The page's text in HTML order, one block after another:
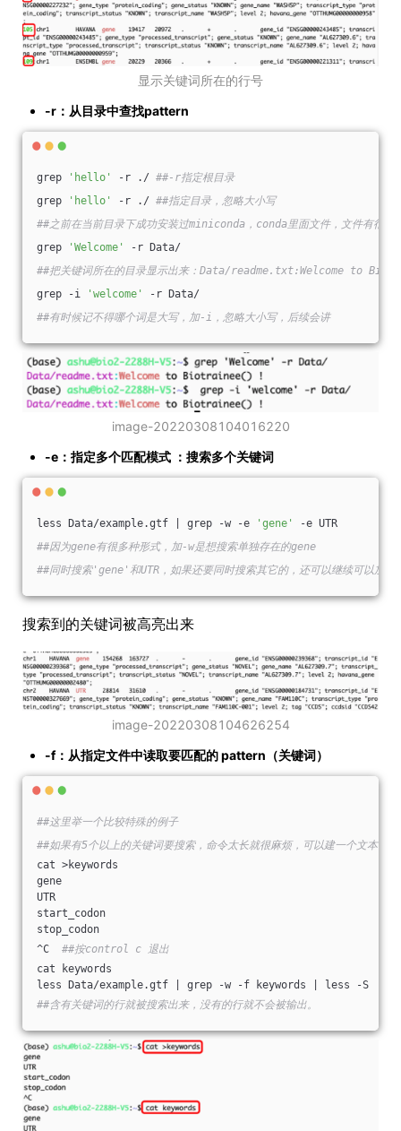
显示关键词所在的行号
-r：从目录中查找pattern
grep 'hello' -r ./ ##-r指定根目录
grep
'hello' -r ./ ##指定目录，忽略大小写
##之前在当前目录下成功安装过miniconda，conda里面文件，文件有很
grep
'Welcome'
-r Data/
##把关键词所在的目录显示出来：Data/readme.txt:Welcome to
grep -i
'welcome'
-r Data/
##有时候记不得哪个词是大写，加-i，忽略大小写，后续会讲
image-20220308104016220
-e：指定多个匹配模式 ：搜索多个关键词
less Data/example.gtf | grep -w -e 'gene'
-e UTR
##因为gene有很多种形式，加-w是想搜索单独存在的gene
##同时搜索'gene'和UTR，如果还要同时搜索其它的，还可以继续可以加-e
搜索到的关键词被高亮出来
image-20220308104626254
-f：从指定文件中读取要匹配的 pattern（关键词）
##这里举一个比较特殊的例子
##如果有5个以上的关键词要搜索，命令太长就很麻烦，可以建一个文本，
cat >keywords
gene
UTR
start_codon
stop_codon
^C ##按control c 退出
cat keywords
less Data/example.gtf | grep -w -f keywords | less -S
##含有关键词的行就被搜索出来，没有的行就不会被输出。